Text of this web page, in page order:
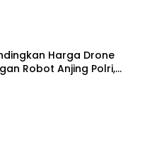
Harga Drone
Robot Anjing Polri,
Kali Lipat